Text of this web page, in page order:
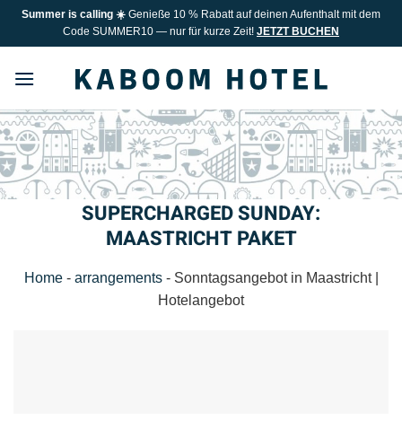
ZumSummer is calling ☀️ Genieße 10 % Rabatt auf deinen Aufenthalt mit dem
Code SUMMER10 — nur für kurze Zeit! JETZT BUCHEN
SUPERCHARGED SUNDAY:
MAASTRICHT PAKET
Home- arrangements- Sonntagsangebot in Maastricht |
Hotelangebot